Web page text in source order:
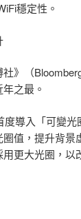
穩定性。
》（
之最。
度導入「可變
值，提升背景
更大光圈，以